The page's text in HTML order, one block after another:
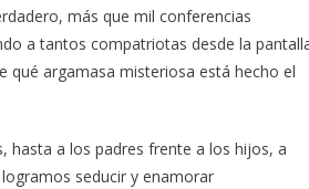
más que mil conferencias
a tantos compatriotas desde la
qué argamasa misteriosa está hecho el
hasta a los padres frente a los hijos, a
seducir y enamorar